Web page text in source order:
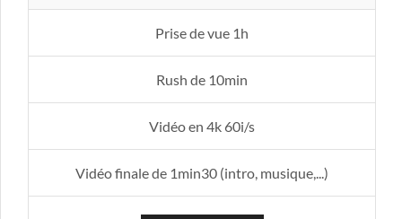
Prise de vue 1h
Rush de 10min
Vidéo en 4k 60i/s
Vidéo finale de 1min30 (intro, musique,...)